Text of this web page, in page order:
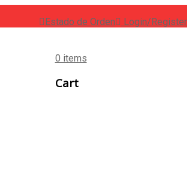
Login/Register
Estado de Orden
0 items
Cart